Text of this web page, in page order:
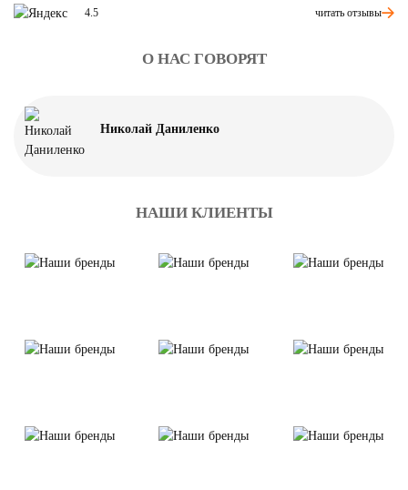
4.5 читать отзывы
О НАС ГОВОРЯТ
Николай Даниленко
НАШИ КЛИЕНТЫ